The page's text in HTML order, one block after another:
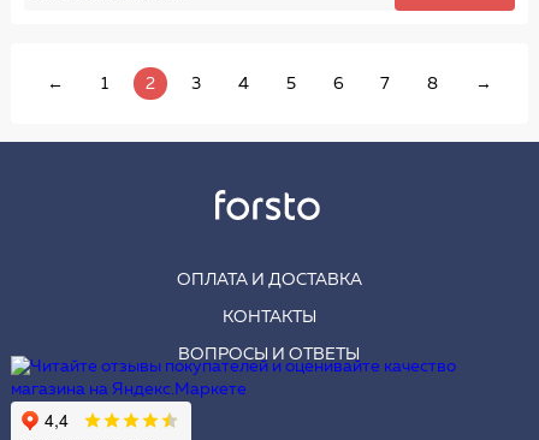
← 1 2 3 4 5 6 7 8 →
ОПЛАТА И ДОСТАВКА
КОНТАКТЫ
ВОПРОСЫ И ОТВЕТЫ